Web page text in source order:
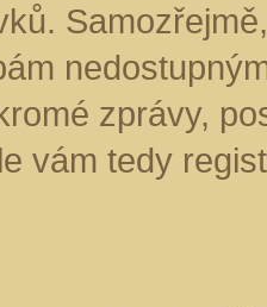
zprávy,
vám tedy